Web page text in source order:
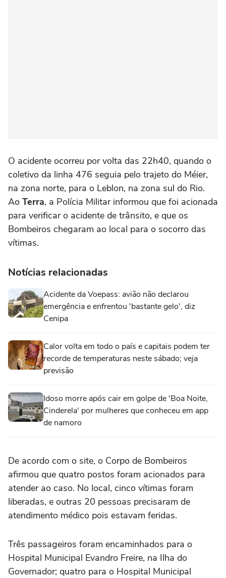
O acidente ocorreu por volta das 22h40, quando o
coletivo da linha 476 seguia pelo trajeto do Méier,
na zona norte, para o Leblon, na zona sul do Rio.
Ao Terra, a Polícia Militar informou que foi acionada
para verificar o acidente de trânsito, e que os
Bombeiros chegaram ao local para o socorro das
vítimas.
Notícias relacionadas
Acidente da Voepass: avião não declarou
emergência e enfrentou 'bastante gelo', diz
Cenipa
Calor volta em todo o país e capitais podem ter
recorde de temperaturas neste sábado; veja
previsão
Idoso morre após cair em golpe de 'Boa Noite,
Cinderela' por mulheres que conheceu em app
de namoro
De acordo com o site, o Corpo de Bombeiros
afirmou que quatro postos foram acionados para
atender ao caso. No local, cinco vítimas foram
liberadas, e outras 20 pessoas precisaram de
atendimento médico pois estavam feridas.
Três passageiros foram encaminhados para o
Hospital Municipal Evandro Freire, na Ilha do
Governador; quatro para o Hospital Municipal